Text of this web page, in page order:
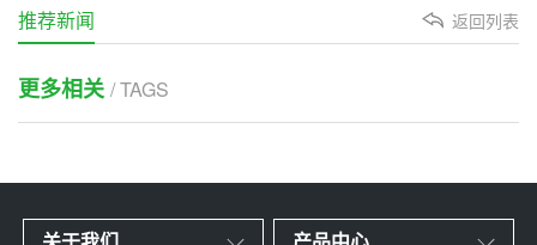
返回列表
推荐新闻
更多相关 / TAGS